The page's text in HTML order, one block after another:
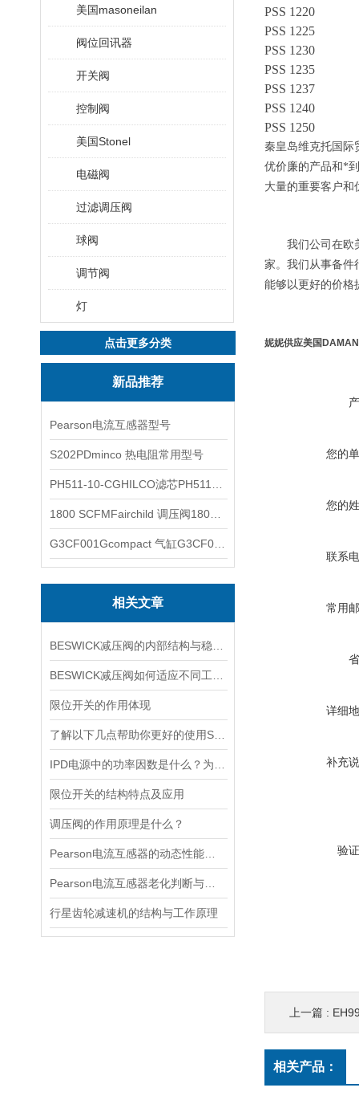
美国masoneilan
阀位回讯器
开关阀
控制阀
美国Stonel
电磁阀
过滤调压阀
球阀
调节阀
灯
点击更多分类
新品推荐
Pearson电流互感器型号
S202PDminco 热电阻常用型号
相关文章
限位开关的作用体现
限位开关的结构特点及应用
调压阀的作用原理是什么？
行星齿轮减速机的结构与工作原理
PSS 1220
PSS 1225
PSS 1230
PSS 1235
PSS 1237
PSS 1240
PSS 1250
秦皇岛维克托国际
优价廉的产品和*
大量的重要客户和
我们公司在欧
家。我们从事备件
能够以更好的价格
妮妮供应美国
您的
您的
联系
常用
详细
补充
验
上一篇 :
相关产品：